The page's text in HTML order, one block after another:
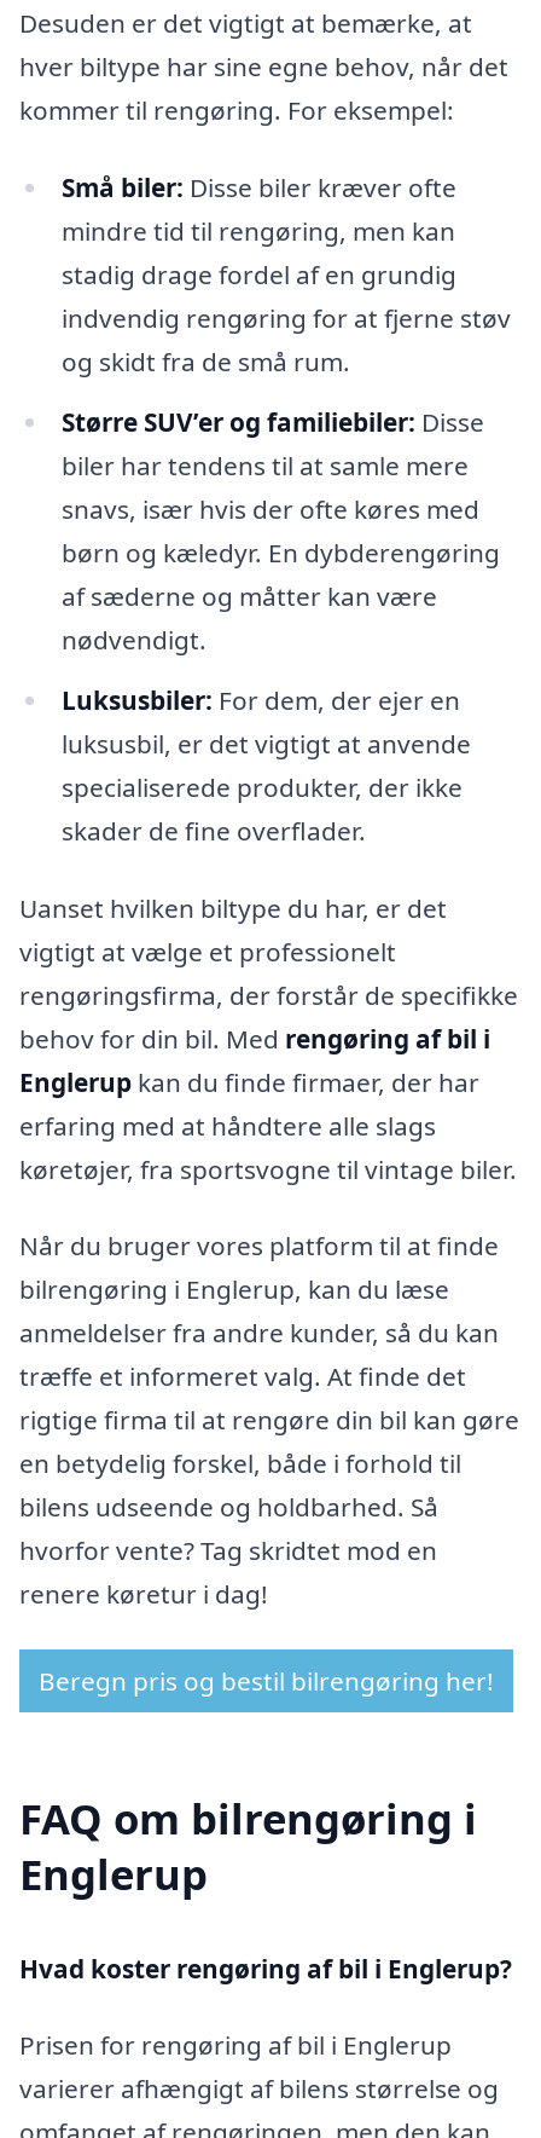
Desuden er det vigtigt at bemærke, at
hver biltype har sine egne behov, når det
kommer til rengøring. For eksempel:
Små biler: Disse biler kræver ofte
mindre tid til rengøring, men kan
stadig drage fordel af en grundig
indvendig rengøring for at fjerne støv
og skidt fra de små rum.
Større SUV’er og familiebiler: Disse
biler har tendens til at samle mere
snavs, især hvis der ofte køres med
børn og kæledyr. En dybderengøring
af sæderne og måtter kan være
nødvendigt.
Luksusbiler: For dem, der ejer en
luksusbil, er det vigtigt at anvende
specialiserede produkter, der ikke
skader de fine overflader.
Uanset hvilken biltype du har, er det
vigtigt at vælge et professionelt
rengøringsfirma, der forstår de specifikke
behov for din bil. Med rengøring af bil i
Englerup kan du finde firmaer, der har
erfaring med at håndtere alle slags
køretøjer, fra sportsvogne til vintage biler.
Når du bruger vores platform til at finde
bilrengøring i Englerup, kan du læse
anmeldelser fra andre kunder, så du kan
træffe et informeret valg. At finde det
rigtige firma til at rengøre din bil kan gøre
en betydelig forskel, både i forhold til
bilens udseende og holdbarhed. Så
hvorfor vente? Tag skridtet mod en
renere køretur i dag!
Beregn pris og bestil bilrengøring her!
FAQ om bilrengøring i
Englerup
Hvad koster rengøring af bil i Englerup?
Prisen for rengøring af bil i Englerup
varierer afhængigt af bilens størrelse og